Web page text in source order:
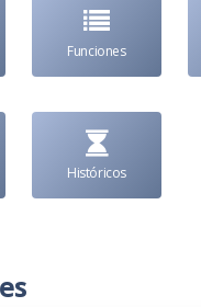
Funciones
Históricos